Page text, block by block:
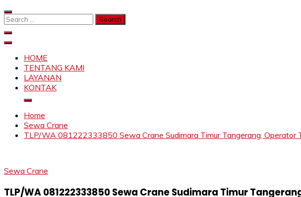
Skip
to
Search
HOME
TENTANG KAMI
LAYANAN
KONTAK
Home
Sewa Crane
TLP/WA 081222333850 Sewa Crane Sudimara Timur Tangerang, Operator
Sewa Crane
TLP/WA 081222333850 Sewa Crane Sudimara Timur